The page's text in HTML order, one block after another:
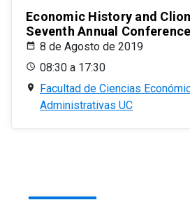
Economic History and
Seventh Annual Conference
8 de Agosto de 2019
08:30 a 17:30
Facultad de Ciencias
Administrativas UC